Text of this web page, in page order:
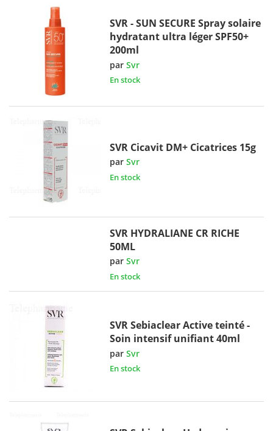
SVR - SUN SECURE Spray solaire
hydratant ultra léger SPF50+
200ml
parSvr
En stock
SVR Cicavit DM+ Cicatrices 15g
parSvr
En stock
SVR HYDRALIANE CR RICHE
50ML
parSvr
En stock
SVR Sebiaclear Active teinté -
Soin intensif unifiant 40ml
parSvr
En stock